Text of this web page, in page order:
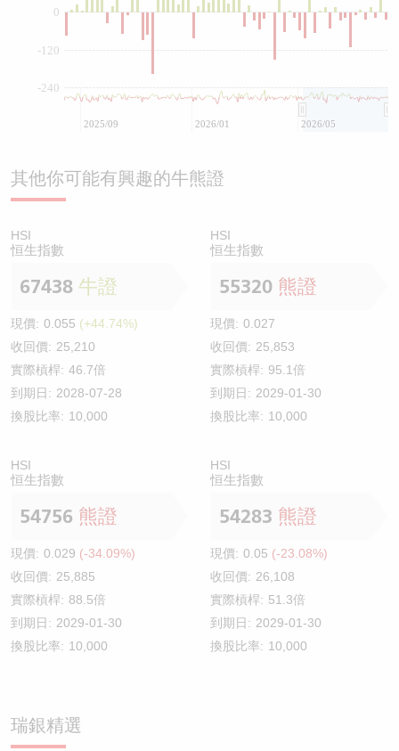
0
-240
-120
2025/09 2026/01 2026/05
其他你可能有興趣的牛熊證
HSI
恒生指數
67438 牛證
現價: 0.055 (+44.74%)
收回價: 25,210
實際槓桿: 46.7倍
到期日: 2028-07-28
換股比率: 10,000
HSI
恒生指數
55320 熊證
現價: 0.027
收回價: 25,853
實際槓桿: 95.1倍
到期日: 2029-01-30
換股比率: 10,000
HSI
恒生指數
54756 熊證
現價: 0.029 (-34.09%)
收回價: 25,885
實際槓桿: 88.5倍
到期日: 2029-01-30
換股比率: 10,000
HSI
恒生指數
54283 熊證
現價: 0.05 (-23.08%)
收回價: 26,108
實際槓桿: 51.3倍
到期日: 2029-01-30
換股比率: 10,000
瑞銀精選